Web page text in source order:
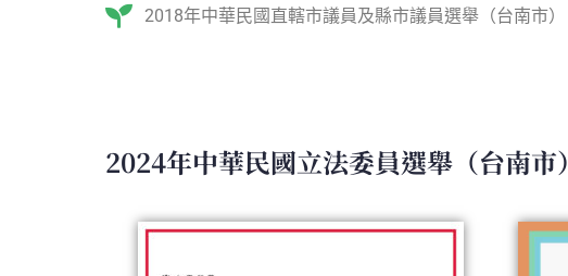
2018年中華民國直轄市議員及縣市議員選舉（台南市）
2024年中華民國立法委員選舉（台南市）